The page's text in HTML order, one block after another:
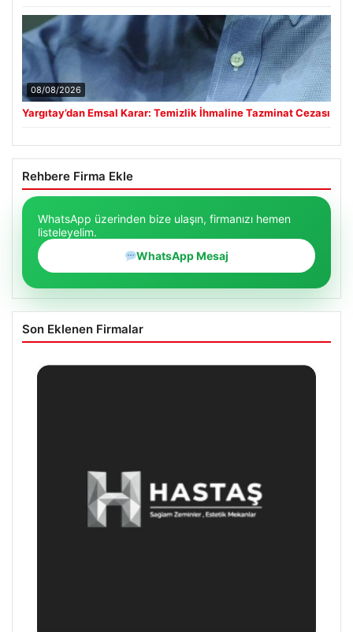
08/08/2026
Yargıtay’dan Emsal Karar: Temizlik İhmaline Tazminat Cezası
Rehbere Firma Ekle
WhatsApp üzerinden bize ulaşın, firmanızı hemen
listeleyelim.
WhatsApp Mesaj
Son Eklenen Firmalar